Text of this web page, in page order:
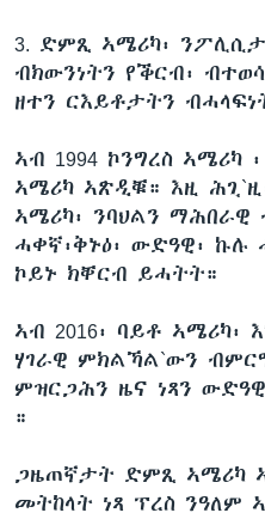
3. ድምጺ ኣሜሪካ፡
ብክውንነትን የቕርብ፡
ዘተን ርእይቶታትን
ኣብ 1994 ኮንግረስ ኣሜሪካ
ኣሜሪካ ኣጽዲቑ። እዚ
ኣሜሪካ፡ ንባህልን ማሕበራዊ
ሓቀኛ፡ቅኑዕ፡ ውድዓዊ፡ ኩሉ
ኮይኑ ክቐርብ ይሓትት።
ኣብ 2016፡ ባይቶ ኣሜሪካ፡
ሃገራዊ ምክልኻል`ውን
ምዝርጋሕን ዜና ነጻን
።
ጋዜጠኛታት ድምጺ ኣሜሪካ
መትከላት ነጻ ፕረስ ንዓለም